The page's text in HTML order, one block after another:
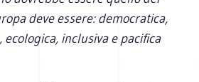
deve essere: democratica,
ecologica, inclusiva e pacifica